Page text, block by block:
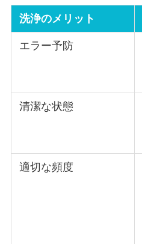
洗浄のメリット
エラー予防
清潔な状態
適切な頻度